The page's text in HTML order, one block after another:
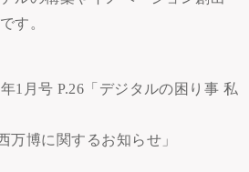
す。
1月号 P.26「デジタルの困り事 私
万博に関するお知らせ」